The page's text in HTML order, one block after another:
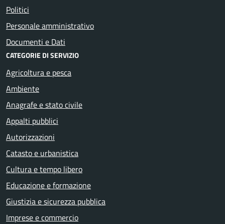
Politici
Personale amministrativo
Documenti e Dati
CATEGORIE DI SERVIZIO
Agricoltura e pesca
Ambiente
Anagrafe e stato civile
Appalti pubblici
Autorizzazioni
Catasto e urbanistica
Cultura e tempo libero
Educazione e formazione
Giustizia e sicurezza pubblica
Imprese e commercio